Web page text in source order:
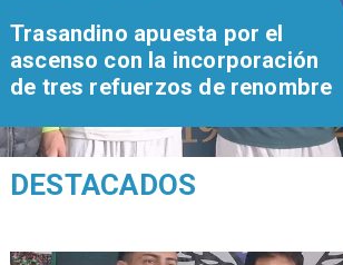
Trasandino apuesta por el
ascenso con la incorporación
de tres refuerzos de renombre
DESTACADOS